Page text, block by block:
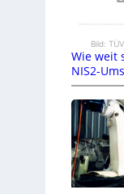
Bild:
Wie weit
NIS2-